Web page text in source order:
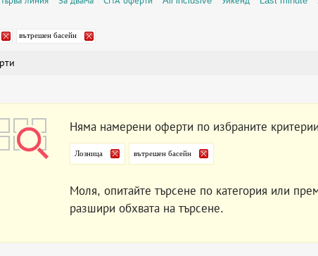
вътрешен басейн
Няма намерени оферти по избраните
Лозница вътрешен басейн
Моля, опитайте търсене по категория или
разшири обхвата на търсене.